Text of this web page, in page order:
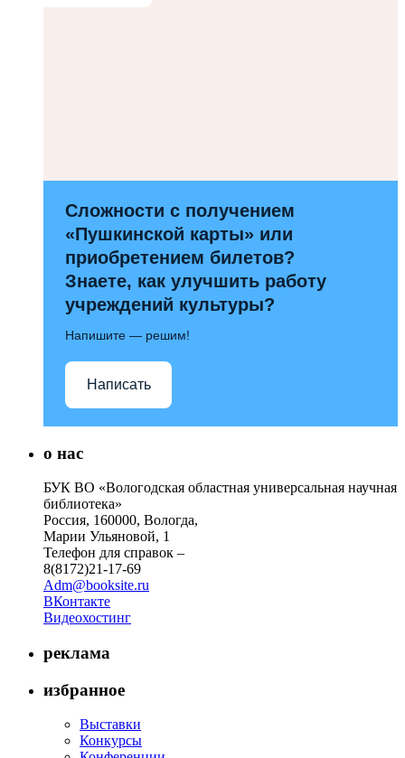
Сложности с получением
«Пушкинской карты» или
приобретением билетов?
Знаете, как улучшить работу
учреждений культуры?
Напишите — решим!
Написать
о нас
БУК ВО «Вологодская областная универсальная научная
библиотека»
Россия, 160000, Вологда,
Марии Ульяновой, 1
Телефон для справок –
8(8172)21-17-69
Adm@booksite.ru
ВКонтакте
Видеохостинг
реклама
избранное
Выставки
Конкурсы